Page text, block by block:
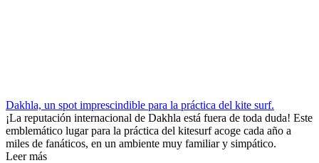
Dakhla, un spot imprescindible para la práctica del kite surf.
¡La reputación internacional de Dakhla está fuera de toda duda! Este
emblemático lugar para la práctica del kitesurf acoge cada año a
miles de fanáticos, en un ambiente muy familiar y simpático.
Leer más